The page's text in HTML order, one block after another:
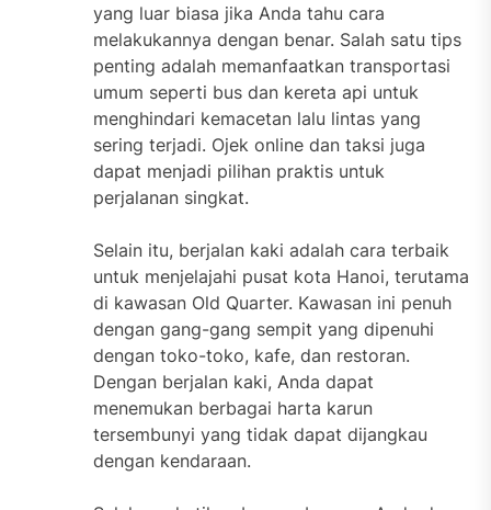
yang luar biasa jika Anda tahu cara
melakukannya dengan benar. Salah satu tips
penting adalah memanfaatkan transportasi
umum seperti bus dan kereta api untuk
menghindari kemacetan lalu lintas yang
sering terjadi. Ojek online dan taksi juga
dapat menjadi pilihan praktis untuk
perjalanan singkat.
Selain itu, berjalan kaki adalah cara terbaik
untuk menjelajahi pusat kota Hanoi, terutama
di kawasan Old Quarter. Kawasan ini penuh
dengan gang-gang sempit yang dipenuhi
dengan toko-toko, kafe, dan restoran.
Dengan berjalan kaki, Anda dapat
menemukan berbagai harta karun
tersembunyi yang tidak dapat dijangkau
dengan kendaraan.